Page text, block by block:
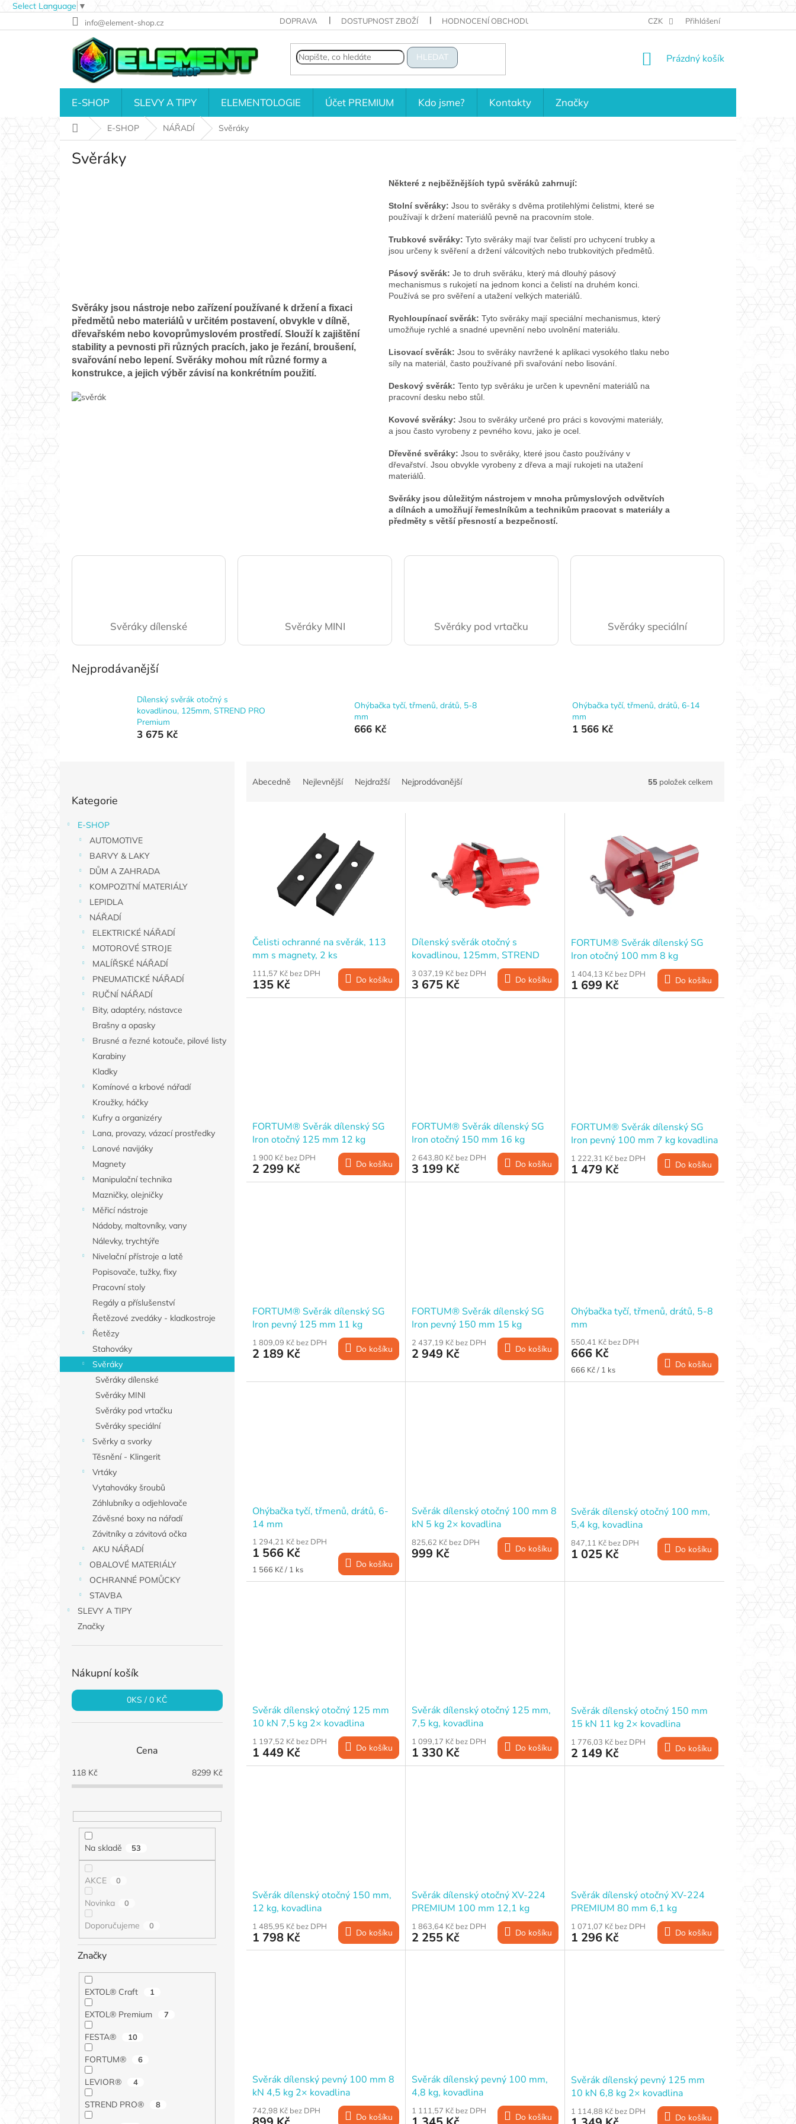
Select Language ▼
na
info@element-shop.cz DOPRAVA DOSTUPNOST ZBOŽÍ HODNOCENÍ OBCHODU KONTAKTY KDO JSME?
CZK Přihlášení
HLEDAT
NÁKUPNÍ
Prázdný košík
E-SHOP SLEVY A TIPY ELEMENTOLOGIE Účet PREMIUM Kdo jsme? Kontakty Značky
Domů E-SHOP NÁŘADÍ Svěráky
Svěráky
Svěráky jsou nástroje nebo zařízení používané k držení a fixaci
předmětů nebo materiálů v určitém postavení, obvykle v dílně,
dřevařském nebo kovoprůmyslovém prostředí. Slouží k zajištění
stability a pevnosti při různých pracích, jako je řezání, broušení,
svařování nebo lepení. Svěráky mohou mít různé formy a
konstrukce, a jejich výběr závisí na konkrétním použití.
Některé z nejběžnějších typů svěráků zahrnují:
Stolní svěráky: Jsou to svěráky s dvěma protilehlými čelistmi, které se
používají k držení materiálů pevně na pracovním stole.
Trubkové svěráky: Tyto svěráky mají tvar čelistí pro uchycení trubky a
jsou určeny k svěření a držení válcovitých nebo trubkovitých předmětů.
Pásový svěrák: Je to druh svěráku, který má dlouhý pásový
mechanismus s rukojetí na jednom konci a čelistí na druhém konci.
Používá se pro svěření a utažení velkých materiálů.
Rychloupínací svěrák: Tyto svěráky mají speciální mechanismus, který
umožňuje rychlé a snadné upevnění nebo uvolnění materiálu.
Lisovací svěrák: Jsou to svěráky navržené k aplikaci vysokého tlaku nebo
síly na materiál, často používané při svařování nebo lisování.
Deskový svěrák: Tento typ svěráku je určen k upevnění materiálů na
pracovní desku nebo stůl.
Kovové svěráky: Jsou to svěráky určené pro práci s kovovými materiály,
a jsou často vyrobeny z pevného kovu, jako je ocel.
Dřevěné svěráky: Jsou to svěráky, které jsou často používány v
dřevařství. Jsou obvykle vyrobeny z dřeva a mají rukojeti na utažení
materiálů.
Svěráky jsou důležitým nástrojem v mnoha průmyslových odvětvích
a dílnách a umožňují řemeslníkům a technikům pracovat s materiály a
předměty s větší přesností a bezpečností.
Svěráky dílenské Svěráky MINI Svěráky pod vrtačku Svěráky speciální
Nejprodávanější
Dílenský svěrák otočný s
kovadlinou, 125mm, STREND PRO
Premium
3 675 Kč
Ohýbačka tyčí, třmenů, drátů, 5-8
mm
666 Kč
Ohýbačka tyčí, třmenů, drátů, 6-14
mm
1 566 Kč
o
s
a
n
n
kategorie
Kategorie
E-SHOP
AUTOMOTIVE
BARVY & LAKY
DŮM A ZAHRADA
KOMPOZITNÍ MATERIÁLY
LEPIDLA
NÁŘADÍ
ELEKTRICKÉ NÁŘADÍ
MOTOROVÉ STROJE
MALÍŘSKÉ NÁŘADÍ
PNEUMATICKÉ NÁŘADÍ
RUČNÍ NÁŘADÍ
Bity, adaptéry, nástavce
Brašny a opasky
Brusné a řezné kotouče, pilové listy
Karabiny
Kladky
Komínové a krbové nářadí
Kroužky, háčky
Kufry a organizéry
Lana, provazy, vázací prostředky
Lanové navijáky
Magnety
Manipulační technika
Mazničky, olejničky
Měřicí nástroje
Nádoby, maltovníky, vany
Nálevky, trychtýře
Nivelační přístroje a latě
Popisovače, tužky, fixy
Pracovní stoly
Regály a příslušenství
Řetězové zvedáky - kladkostroje
Řetězy
Stahováky
Svěráky
Svěráky dílenské
Svěráky MINI
Svěráky pod vrtačku
Svěráky speciální
Svěrky a svorky
Těsnění - Klingerit
Vrtáky
Vytahováky šroubů
Záhlubníky a odjehlovače
Závěsné boxy na nářadí
Závitníky a závitová očka
AKU NÁŘADÍ
OBALOVÉ MATERIÁLY
OCHRANNÉ POMŮCKY
STAVBA
SLEVY A TIPY
Značky
Nákupní košík
0KS /0 KČ
Cena
118Kč 8299Kč
Na skladě 53
AKCE 0
Novinka 0
Doporučujeme 0
Značky
EXTOL® Craft 1
EXTOL® Premium 7
FESTA® 10
FORTUM® 6
LEVIOR® 4
STREND PRO® 8
Abecedně Nejlevnější Nejdražší Nejprodávanější 55 položek celkem
Čelisti ochranné na svěrák, 113
mm s magnety, 2 ks
111,57 Kč bez DPH
135 Kč Do košíku
Dílenský svěrák otočný s
kovadlinou, 125mm, STREND
PRO Premium
3 037,19 Kč bez DPH
3 675 Kč Do košíku
FORTUM® Svěrák dílenský SG
Iron otočný 100 mm 8 kg
kovadlina
1 404,13 Kč bez DPH
1 699 Kč Do košíku
FORTUM® Svěrák dílenský SG
Iron otočný 125 mm 12 kg
kovadlina
1 900 Kč bez DPH
2 299 Kč Do košíku
FORTUM® Svěrák dílenský SG
Iron otočný 150 mm 16 kg
kovadlina
2 643,80 Kč bez DPH
3 199 Kč Do košíku
FORTUM® Svěrák dílenský SG
Iron pevný 100 mm 7 kg kovadlina
1 222,31 Kč bez DPH
1 479 Kč Do košíku
FORTUM® Svěrák dílenský SG
Iron pevný 125 mm 11 kg
kovadlina
1 809,09 Kč bez DPH
2 189 Kč Do košíku
FORTUM® Svěrák dílenský SG
Iron pevný 150 mm 15 kg
kovadlina
2 437,19 Kč bez DPH
2 949 Kč Do košíku
Ohýbačka tyčí, třmenů, drátů, 5-8
mm
550,41 Kč bez DPH
666 Kč
Měrná
cena:
666 Kč / 1 ks Do košíku
Ohýbačka tyčí, třmenů, drátů, 6-
14 mm
1 294,21 Kč bez DPH
1 566 Kč
Měrná
cena:
1 566 Kč / 1 ks Do košíku
Svěrák dílenský otočný 100 mm 8
kN 5 kg 2× kovadlina
825,62 Kč bez DPH
999 Kč Do košíku
Svěrák dílenský otočný 100 mm,
5,4 kg, kovadlina
847,11 Kč bez DPH
1 025 Kč Do košíku
Svěrák dílenský otočný 125 mm
10 kN 7,5 kg 2× kovadlina
1 197,52 Kč bez DPH
1 449 Kč Do košíku
Svěrák dílenský otočný 125 mm,
7,5 kg, kovadlina
1 099,17 Kč bez DPH
1 330 Kč Do košíku
Svěrák dílenský otočný 150 mm
15 kN 11 kg 2× kovadlina
1 776,03 Kč bez DPH
2 149 Kč Do košíku
Svěrák dílenský otočný 150 mm,
12 kg, kovadlina
1 485,95 Kč bez DPH
1 798 Kč Do košíku
Svěrák dílenský otočný XV-224
PREMIUM 100 mm 12,1 kg
kovadlina
1 863,64 Kč bez DPH
2 255 Kč Do košíku
Svěrák dílenský otočný XV-224
PREMIUM 80 mm 6,1 kg
kovadlina
1 071,07 Kč bez DPH
1 296 Kč Do košíku
Svěrák dílenský pevný 100 mm 8
kN 4,5 kg 2× kovadlina
742,98 Kč bez DPH
Do košíku
Svěrák dílenský pevný 100 mm,
4,8 kg, kovadlina
1 111,57 Kč bez DPH
Do košíku
Svěrák dílenský pevný 125 mm
10 kN 6,8 kg 2× kovadlina
1 114,88 Kč bez DPH
Do košíku